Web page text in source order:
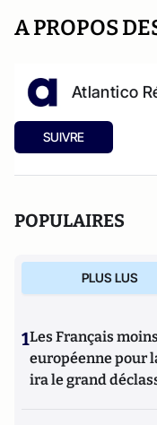
A PROPOS
Atlantico
SUIVRE
POPULAIRES
PLUS LUS
1Les Français
européenne pour
ira le grand